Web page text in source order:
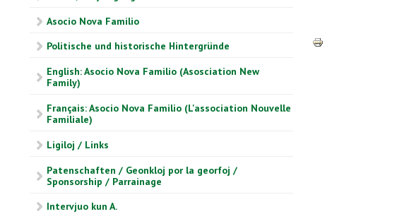
Asocio Nova Familio
Politische und historische Hintergründe
English: Asocio Nova Familio (Asosciation New
Family)
Français: Asocio Nova Familio (L'association Nouvelle
Familiale)
Ligiloj / Links
Patenschaften / Geonkloj por la georfoj /
Sponsorship / Parrainage
Intervjuo kun A.